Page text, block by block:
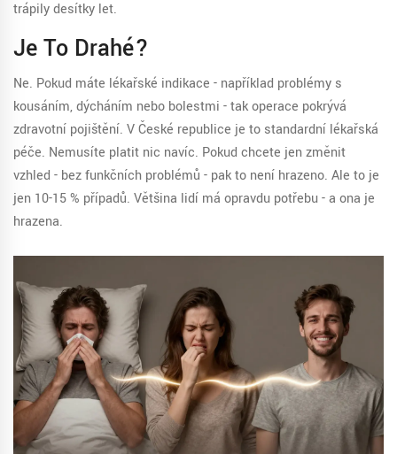
trápily desítky let.
Je To Drahé?
Ne. Pokud máte lékařské indikace - například problémy s
kousáním, dýcháním nebo bolestmi - tak operace pokrývá
zdravotní pojištění. V České republice je to standardní lékařská
péče. Nemusíte platit nic navíc. Pokud chcete jen změnit
vzhled - bez funkčních problémů - pak to není hrazeno. Ale to je
jen 10-15 % případů. Většina lidí má opravdu potřebu - a ona je
hrazena.